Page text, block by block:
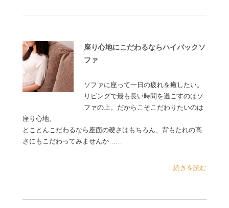
座り心地にこだわるならハイバックソ
ファ
ソファに座って一日の疲れを癒したい。
リビングで最も長い時間を過ごすのはソ
ファの上。だからこそこだわりたいのは
座り心地。
とことんこだわるなら座面の硬さはもちろん、背もたれの高
さにもこだわってみませんか……
...続きを読む